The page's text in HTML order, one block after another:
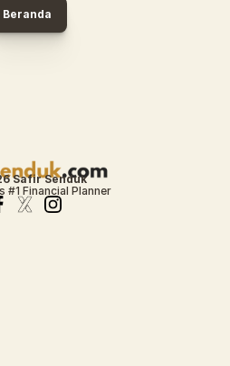
Beranda
Safir Senduk
#1 Financial Planner